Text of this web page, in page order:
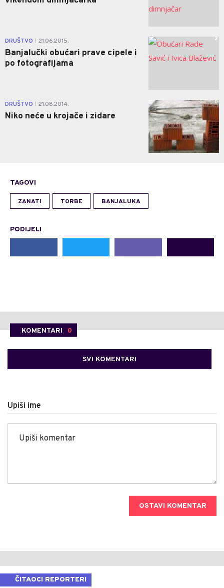
DRUŠTVO 21.06.2015.
Banjalučki obućari prave cipele i
po fotografijama
2
DRUŠTVO 21.08.2014.
Niko neće u krojače i zidare
0
TAGOVI
ZANATI TORBE BANJALUKA
PODIJELI
KOMENTARI 0
SVI KOMENTARI
Upiši ime
OSTAVI KOMENTAR
ČITAOCI REPORTERI